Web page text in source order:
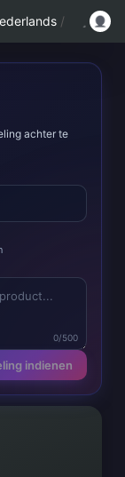
/
achter te
0/500
indienen